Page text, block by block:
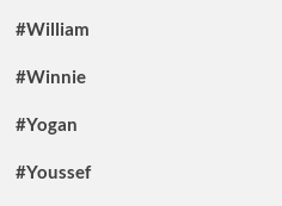
#William
#Winnie
#Yogan
#Youssef